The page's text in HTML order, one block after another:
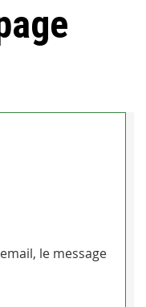
le message